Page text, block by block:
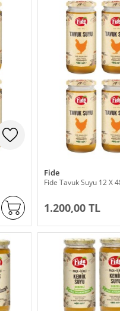
Fide
Fide Tavuk Suyu 12 X
1.200,00 TL